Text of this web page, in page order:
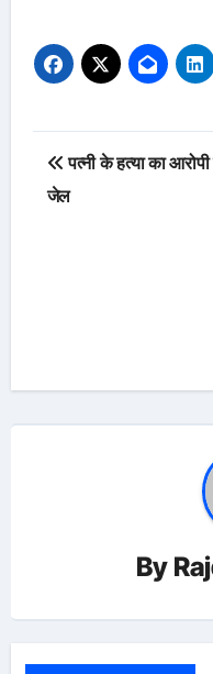
Post
navigation
पत्नी के हत्या का आरोपी
जेल
By